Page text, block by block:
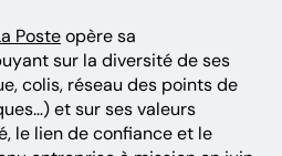
Posteopère sa
sur la diversité de ses
colis, réseau des points de
et sur ses valeurs
le lien de confiance et le